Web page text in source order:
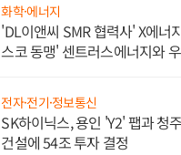
화학·에너지
'DL이앤씨 SMR 협력사' X에너
스코 동맹' 센트러스에너지와
전자·전기·정보통신
SK하이닉스, 용인 'Y2' 팹과 청
건설에 54조 투자 결정